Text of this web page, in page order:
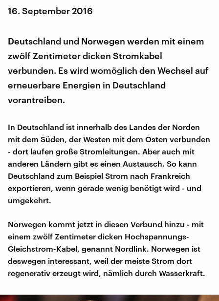
16. September 2016
Deutschland und Norwegen werden mit einem
zwölf Zentimeter dicken Stromkabel
verbunden. Es wird womöglich den Wechsel auf
erneuerbare Energien in Deutschland
vorantreiben.
In Deutschland ist innerhalb des Landes der Norden
mit dem Süden, der Westen mit dem Osten verbunden
- dort laufen große Stromleitungen. Aber auch mit
anderen Ländern gibt es einen Austausch. So kann
Deutschland zum Beispiel Strom nach Frankreich
exportieren, wenn gerade wenig benötigt wird - und
umgekehrt.
Norwegen kommt jetzt in diesen Verbund hinzu - mit
einem zwölf Zentimeter dicken Hochspannungs-
Gleichstrom-Kabel, genannt Nordlink. Norwegen ist
deswegen interessant, weil der meiste Strom dort
regenerativ erzeugt wird, nämlich durch Wasserkraft.